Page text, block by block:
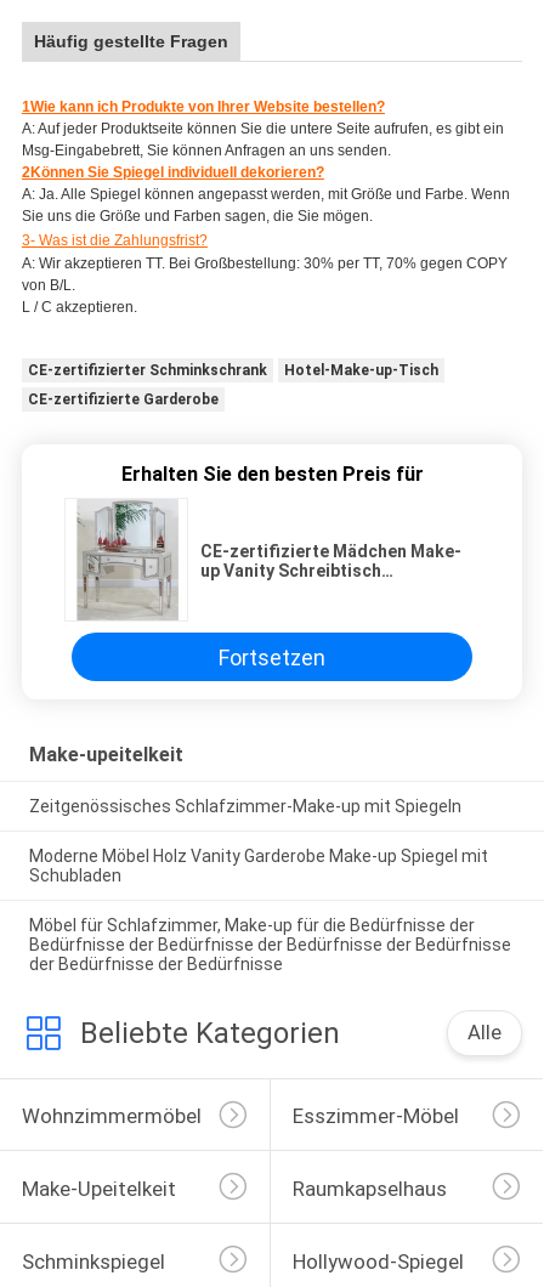
Häufig gestellte Fragen
1Wie kann ich Produkte von Ihrer Website bestellen?
A: Auf jeder Produktseite können Sie die untere Seite aufrufen, es gibt ein
Msg-Eingabebrett, Sie können Anfragen an uns senden.
2Können Sie Spiegel individuell dekorieren?
A: Ja. Alle Spiegel können angepasst werden, mit Größe und Farbe. Wenn
Sie uns die Größe und Farben sagen, die Sie mögen.
3- Was ist die Zahlungsfrist?
A: Wir akzeptieren TT. Bei Großbestellung: 30% per TT, 70% gegen COPY
von B/L.
L / C akzeptieren.
CE-zertifizierter Schminkschrank
Hotel-Make-up-Tisch
CE-zertifizierte Garderobe
Erhalten Sie den besten Preis für
CE-zertifizierte Mädchen Make-
up Vanity Schreibtisch
Fortsetzen
Make-upeitelkeit
Zeitgenössisches Schlafzimmer-Make-up mit Spiegeln
Moderne Möbel Holz Vanity Garderobe Make-up Spiegel mit
Schubladen
Möbel für Schlafzimmer, Make-up für die Bedürfnisse der
Bedürfnisse der Bedürfnisse der Bedürfnisse der Bedürfnisse
der Bedürfnisse der Bedürfnisse
Beliebte Kategorien Alle
Wohnzimmermöbel Esszimmer-Möbel
Make-Upeitelkeit Raumkapselhaus
Schminkspiegel Hollywood-Spiegel